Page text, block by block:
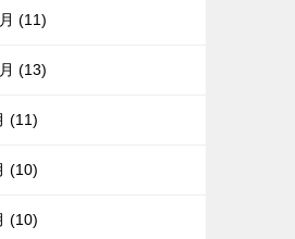
(11)
(13)
(11)
(10)
(10)